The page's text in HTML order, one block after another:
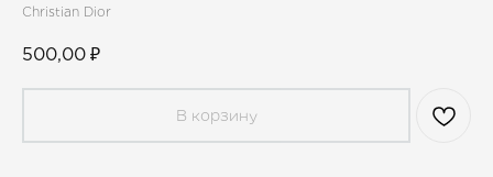
Christian Dior
500,00 ₽
В корзину